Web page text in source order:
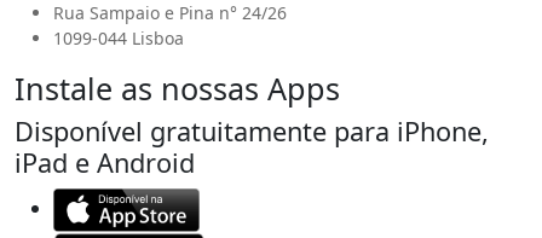
Rua Sampaio e Pina n° 24/26
1099-044 Lisboa
Instale as nossas Apps
Disponível gratuitamente para iPhone,
iPad e Android